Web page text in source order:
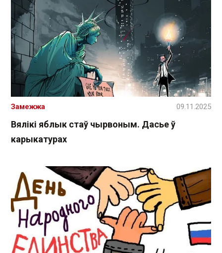
Вялікі яблык стаў чырвоным. Дасье ў
карыкатурах
Замежжа 09.11.2025